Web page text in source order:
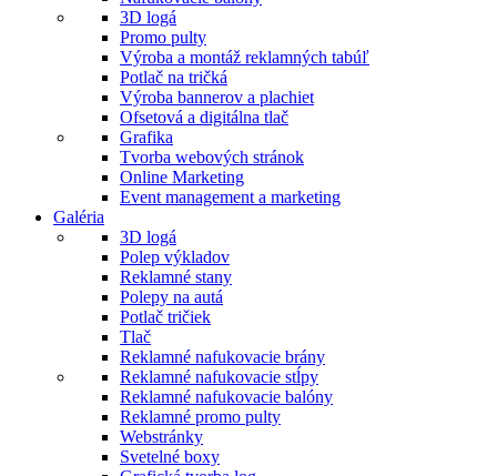
3D logá
Promo pulty
Výroba a montáž reklamných tabúľ
Potlač na tričká
Výroba bannerov a plachiet
Ofsetová a digitálna tlač
Grafika
Tvorba webových stránok
Online Marketing
Event management a marketing
Galéria
3D logá
Polep výkladov
Reklamné stany
Polepy na autá
Potlač tričiek
Tlač
Reklamné nafukovacie brány
Reklamné nafukovacie stĺpy
Reklamné nafukovacie balóny
Reklamné promo pulty
Webstránky
Svetelné boxy